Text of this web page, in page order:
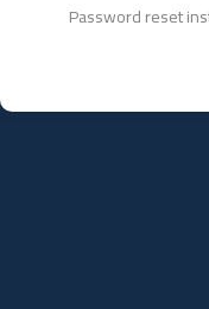
Password reset